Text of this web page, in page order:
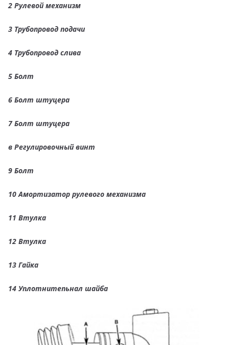
2 Рулевой механизм
3 Трубопровод подачи
4 Трубопровод слива
5 Болт
6 Болт штуцера
7 Болт штуцера
в Регулировочный винт
9 Болт
10 Амортизатор рулевого механизма
11 Втулка
12 Втулка
13 Гайка
14 Уплотнитепьнал шайба